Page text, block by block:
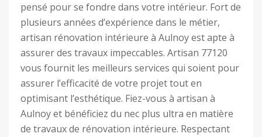
pensé pour se fondre dans votre intérieur. Fort de
plusieurs années d’expérience dans le métier,
artisan rénovation intérieure à Aulnoy est apte à
assurer des travaux impeccables. Artisan 77120
vous fournit les meilleurs services qui soient pour
assurer l’efficacité de votre projet tout en
optimisant l’esthétique. Fiez-vous à artisan à
Aulnoy et bénéficiez du nec plus ultra en matière
de travaux de rénovation intérieure. Respectant